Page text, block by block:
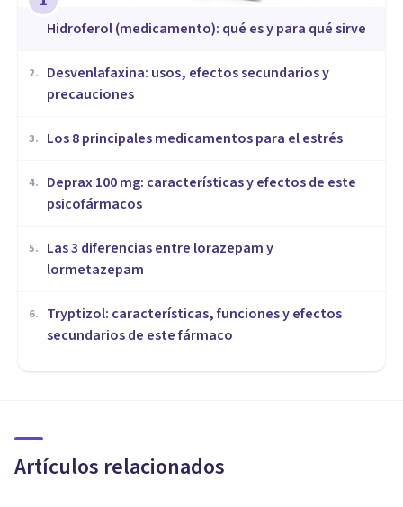
Hidroferol (medicamento): qué es y para qué sirve
2.
Desvenlafaxina: usos, efectos secundarios y
precauciones
3. Los 8 principales medicamentos para el estrés
4.
Deprax 100 mg: características y efectos de este
psicofármacos
5.
Las 3 diferencias entre lorazepam y
lormetazepam
6.
Tryptizol: características, funciones y efectos
secundarios de este fármaco
Artículos relacionados
Los problemas vasculares
Cerebro